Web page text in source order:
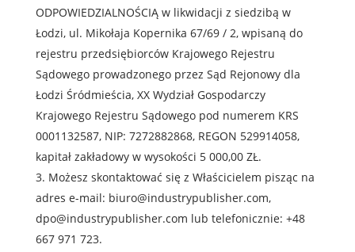
ODPOWIEDZIALNOŚCIĄ w likwidacji z siedzibą w
Łodzi, ul. Mikołaja Kopernika 67/69 / 2, wpisaną do
rejestru przedsiębiorców Krajowego Rejestru
Sądowego prowadzonego przez Sąd Rejonowy dla
Łodzi Śródmieścia, XXWydział Gospodarczy
Krajowego Rejestru Sądowego pod numerem KRS
0001132587, NIP: 7272882868, REGON 529914058,
kapitał zakładowy w wysokości 5 000,00 ZŁ.
Możesz skontaktować się z Właścicielem pisząc na
adres e-mail: biuro@industrypublisher.com,
dpo@industrypublisher.com lub telefonicznie: +48
667 971 723.